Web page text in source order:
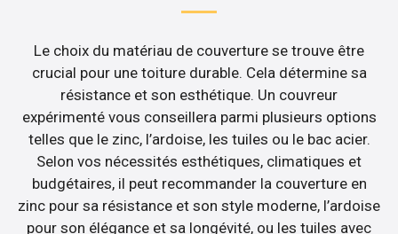
Le choix du matériau de couverture se trouve être
crucial pour une toiture durable. Cela détermine sa
résistance et son esthétique. Un couvreur
expérimenté vous conseillera parmi plusieurs options
telles que le zinc, l’ardoise, les tuiles ou le bac acier.
Selon vos nécessités esthétiques, climatiques et
budgétaires, il peut recommander la couverture en
zinc pour sa résistance et son style moderne, l’ardoise
pour son élégance et sa longévité, ou les tuiles avec